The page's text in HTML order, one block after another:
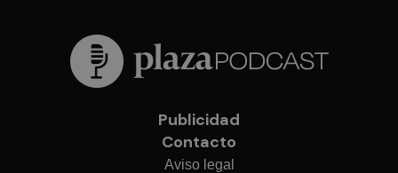
Publicidad
Contacto
Aviso legal